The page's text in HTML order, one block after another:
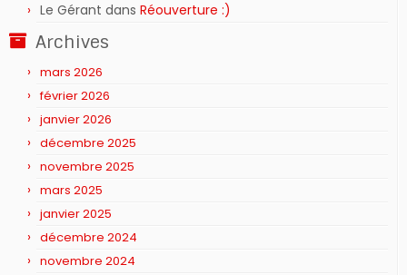
Le Gérant dans Réouverture :)
Archives
mars 2026
février 2026
janvier 2026
décembre 2025
novembre 2025
mars 2025
janvier 2025
décembre 2024
novembre 2024